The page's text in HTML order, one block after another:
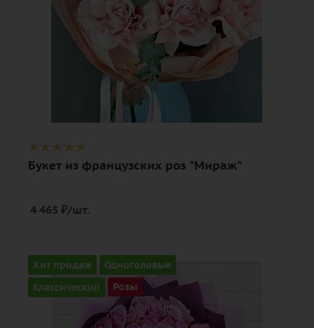
Букет из французских роз "Мираж"
4 465 ₽/шт.
Хит продаж
Одноголовые
Классический
Розы
Количество
101
фиолетовый